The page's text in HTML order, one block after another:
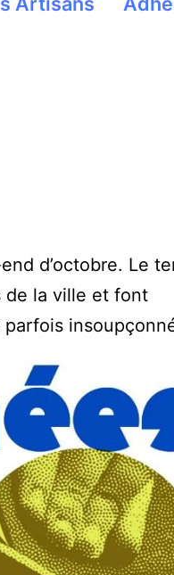
d’octobre. Le
de la ville et font